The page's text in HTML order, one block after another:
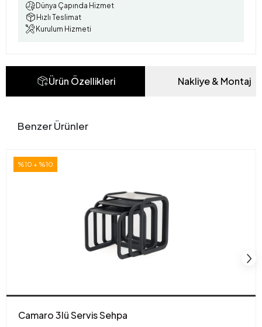
Dünya Çapında Hizmet
Hızlı Teslimat
Kurulum Hizmeti
Ürün Özellikleri Nakliye & Montaj
Benzer Ürünler
%10 + %10
Camaro 3lü Servis Sehpa